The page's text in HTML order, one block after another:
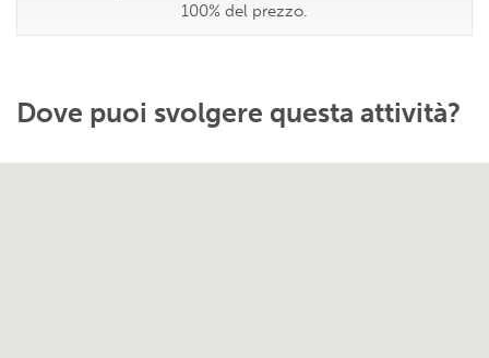
100% del prezzo.
Dove puoi svolgere questa attività?